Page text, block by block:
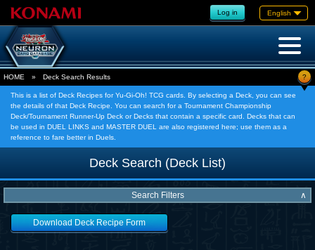
Log in English
HOME » Deck Search Results ?
This is a list of Deck Recipes for Yu-Gi-Oh! TCG cards. By selecting a Deck, you can see
the details of that Deck Recipe. You can search for a Tournament Championship
Deck/Tournament Runner-Up Deck or Decks that contain a specific card. Decks that can
be used in DUEL LINKS and MASTER DUEL are also registered here; use them as a
reference to fare better in Duels.
Deck Search (Deck List)
Search Filters ∧
Download Deck Recipe Form